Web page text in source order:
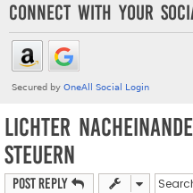
Connect with your
Lichter
steuern
Post Reply